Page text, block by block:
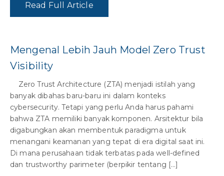
Read Full Article
Mengenal Lebih Jauh Model Zero Trust
Visibility
Zero Trust Architecture (ZTA) menjadi istilah yang
banyak dibahas baru-baru ini dalam konteks
cybersecurity. Tetapi yang perlu Anda harus pahami
bahwa ZTA memiliki banyak komponen. Arsitektur bila
digabungkan akan membentuk paradigma untuk
menangani keamanan yang tepat di era digital saat ini.
Di mana perusahaan tidak terbatas pada well-defined
dan trustworthy parimeter (berpikir tentang […]